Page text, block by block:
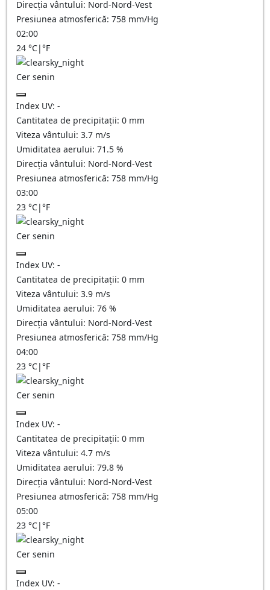
Direcția vântului: Nord-Nord-Vest
Presiunea atmosferică: 758 mm/Hg
02:00
24 °C|°F
Cer senin
Index UV: -
Cantitatea de precipitații: 0 mm
Viteza vântului: 3.7 m/s
Umiditatea aerului: 71.5 %
Direcția vântului: Nord-Nord-Vest
Presiunea atmosferică: 758 mm/Hg
03:00
23 °C|°F
Cer senin
Index UV: -
Cantitatea de precipitații: 0 mm
Viteza vântului: 3.9 m/s
Umiditatea aerului: 76 %
Direcția vântului: Nord-Nord-Vest
Presiunea atmosferică: 758 mm/Hg
04:00
23 °C|°F
Cer senin
Index UV: -
Cantitatea de precipitații: 0 mm
Viteza vântului: 4.7 m/s
Umiditatea aerului: 79.8 %
Direcția vântului: Nord-Nord-Vest
Presiunea atmosferică: 758 mm/Hg
05:00
23 °C|°F
Cer senin
Index UV: -